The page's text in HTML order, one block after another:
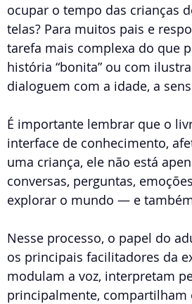
ocupar o tempo das crianças
telas? Para muitos pais e
tarefa mais complexa do que
história “bonita” ou com
dialoguem com a idade, a
É importante lembrar que o
interface de conhecimento,
uma criança, ele não está
conversas, perguntas,
explorar o mundo — e
Nesse processo, o papel do
os principais facilitadores da
modulam a voz, interpretam
principalmente, compartilham